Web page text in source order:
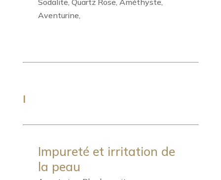
Sodalite, Quartz Rose, Améthyste,
Aventurine,
I
Impureté et irritation de
la peau